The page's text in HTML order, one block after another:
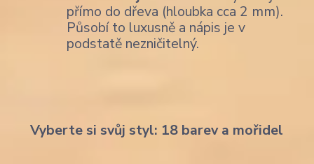
přímo do dřeva (hloubka cca 2 mm).
Působí to luxusně a nápis je v
podstatě nezničitelný.
Vyberte si svůj styl: 18 barev a mořidel